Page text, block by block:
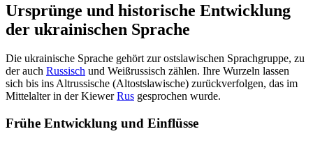
Ursprünge und historische Entwicklung
der ukrainischen Sprache
Die ukrainische Sprache gehört zur ostslawischen Sprachgruppe, zu
der auch Russisch und Weißrussisch zählen. Ihre Wurzeln lassen
sich bis ins Altrussische (Altostslawische) zurückverfolgen, das im
Mittelalter in der KiewerRus gesprochen wurde.
Frühe Entwicklung und Einflüsse